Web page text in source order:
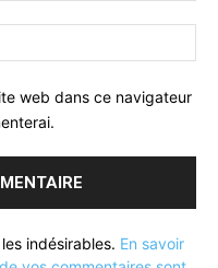
web dans ce navigateur
indésirables. En savoir